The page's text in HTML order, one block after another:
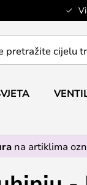
na artiklima